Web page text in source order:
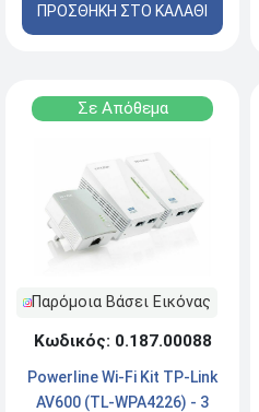
ΠΡΟΣΘΗΚΗ ΣΤΟ ΚΑΛΑΘΙ
Σε Απόθεμα
Παρόμοια Βάσει Εικόνας
Κωδικός: 0.187.00088
Powerline Wi-Fi Kit TP-Link
AV600 (TL-WPA4226) - 3